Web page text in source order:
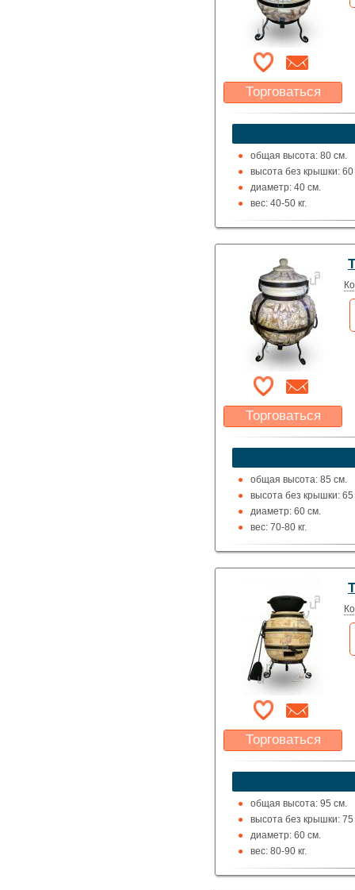
Торговаться
Какая цена Вас
устроит?
Указать цену
общая высота: 80 см.
высота без крышки: 60
диаметр: 40 см.
вес: 40-50 кг.
Торговаться
Какая цена Вас
устроит?
Указать цену
общая высота: 85 см.
высота без крышки: 65
диаметр: 60 см.
вес: 70-80 кг.
Торговаться
Какая цена Вас
устроит?
Указать цену
общая высота: 95 см.
высота без крышки: 75
диаметр: 60 см.
вес: 80-90 кг.